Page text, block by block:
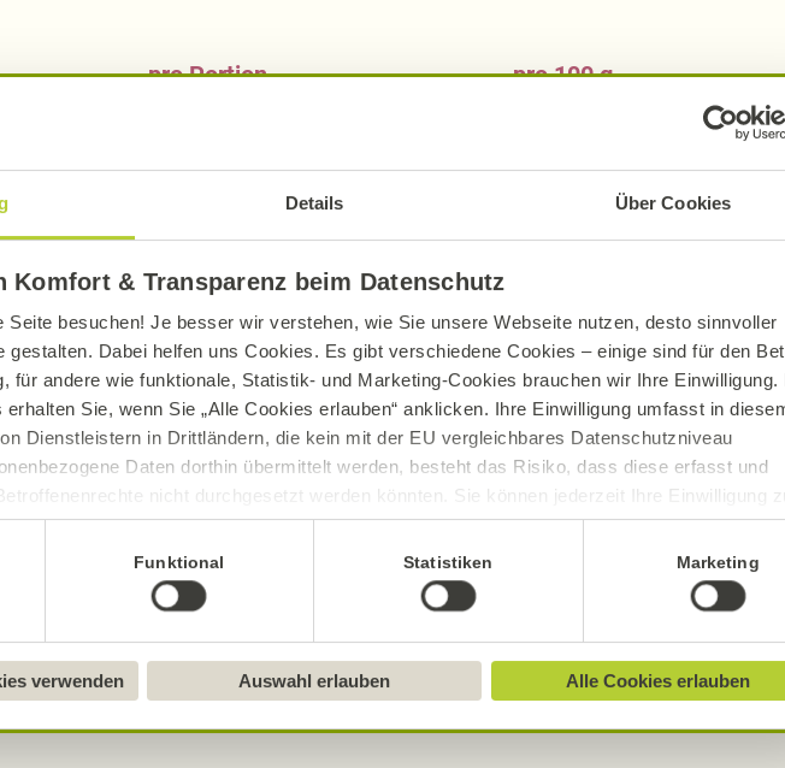
Details Über Cookies
Komfort & Transparenz beim Datenschutz
Seite besuchen! Je besser wir verstehen, wie Sie unsere Webseite nutzen, desto sinnvoller
gestalten. Dabei helfen uns Cookies. Es gibt verschiedene Cookies – einige sind für den
für andere wie funktionale, Statistik- und Marketing-Cookies brauchen wir Ihre Einwilligung.
Sie, wenn Sie „Alle Cookies erlauben“ anklicken. Ihre Einwilligung umfasst in
Dienstleistern in Drittländern, die kein mit der EU vergleichbares Datenschutzniveau
Daten dorthin übermittelt werden, besteht das Risiko, dass diese erfasst und
nicht durchgesetzt werden könnten. Sie können jederzeit Ihre Einwilligung
widerrufen und Tools deaktivieren. Ausführliche Informationen finden Sie in
Sie in unseremImpressum
Funktional Statistiken Marketing
verwenden Auswahl erlauben Alle Cookies erlauben
pro Portion
403kJ
4,46
1,27g
1,22
0,01g
pro 100 g
2401kJ
26,56
g
7,54 g
7,29
0,05g
gluten- und laktosefrei bei Alnatura Rezepten?
Erklärung der Kennzeichnung von veganen, vegetarischen, gluten-